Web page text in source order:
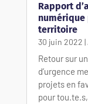
Rapport
territoire
30 juin 2022 |
Retour sur
d’urgence
projets en
pour